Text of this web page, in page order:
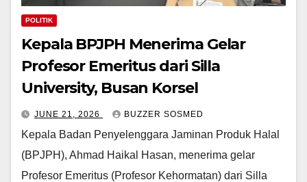
POLITIK
Kepala BPJPH Menerima Gelar
Profesor Emeritus dari Silla
University, Busan Korsel
JUNE 21, 2026 BUZZER SOSMED
Kepala Badan Penyelenggara Jaminan Produk Halal
(BPJPH), Ahmad Haikal Hasan, menerima gelar
Profesor Emeritus (Profesor Kehormatan) dari Silla